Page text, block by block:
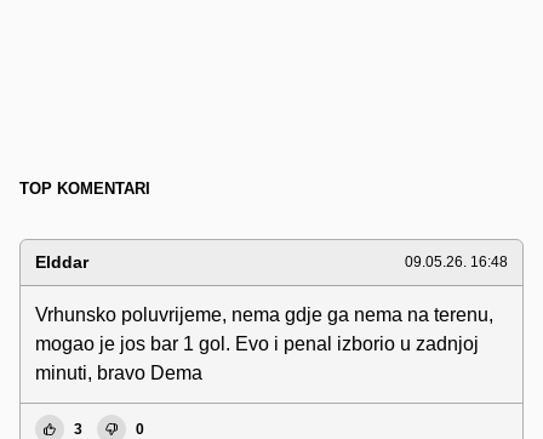
TOP KOMENTARI
Elddar 09.05.26. 16:48
Vrhunsko poluvrijeme, nema gdje ga nema na terenu,
mogao je jos bar 1 gol. Evo i penal izborio u zadnjoj
minuti, bravo Dema
3 0